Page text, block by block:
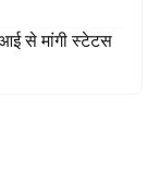
से मांगी स्टेटस